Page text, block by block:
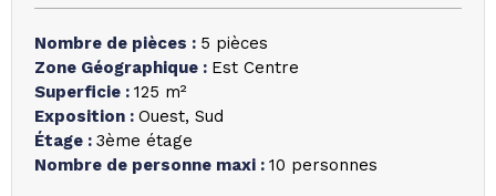
Nombre de pièces : 5 pièces
Zone Géographique : Est Centre
Superficie : 125 m²
Exposition : Ouest Sud
Étage : 3ème étage
Nombre de personne maxi : 10 personnes